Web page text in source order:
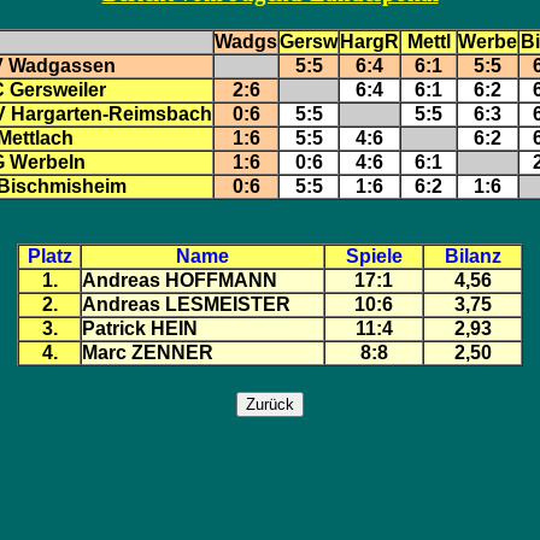
WadgsGersw HargR Mettl Werbe
Wadgassen
5:5 6:4 6:1 5:5
Gersweiler
2:6 6:4 6:1 6:2
Hargarten-Reimsbach
0:6 5:5 5:5 6:3
1:6 5:5 4:6 6:2
Werbeln
1:6 0:6 4:6 6:1
0:6 5:5 1:6 6:2 1:6
Platz Name Spiele
Bilanz
1.
Andreas HOFFMANN 17:1
4,56
2.
Andreas LESMEISTER 10:6
3,75
3.
Patrick HEIN 11:4
2,93
4.
Marc ZENNER 8:8 2,50